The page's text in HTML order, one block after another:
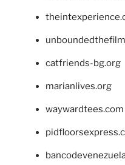
catfriends-bg.org
marianlives.org
waywardtees.com